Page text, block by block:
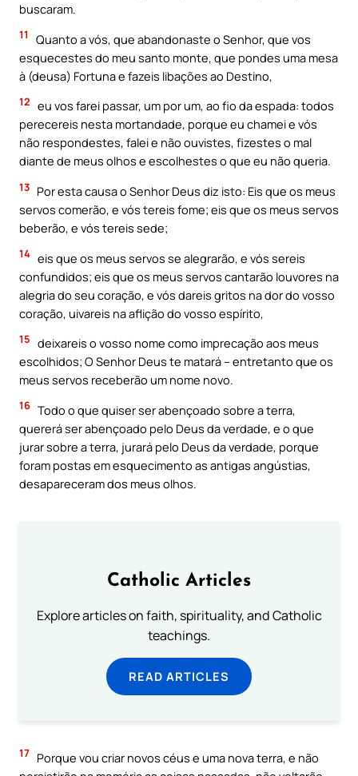
buscaram.
11
Quanto a vós, que abandonaste o Senhor, que vos
esquecestes do meu santo monte, que pondes uma mesa
à (deusa) Fortuna e fazeis libações ao Destino,
12 eu vos farei passar, um por um, ao fio da espada: todos
perecereis nesta mortandade, porque eu chamei e vós
não respondestes, falei e não ouvistes, fizestes o mal
diante de meus olhos e escolhestes o que eu não queria.
13 Por esta causa o Senhor Deus diz isto: Eis que os meus
servos comerão, e vós tereis fome; eis que os meus servos
beberão, e vós tereis sede;
14 eis que os meus servos se alegrarão, e vós sereis
confundidos; eis que os meus servos cantarão louvores na
alegria do seu coração, e vós dareis gritos na dor do vosso
coração, uivareis na aflição do vosso espírito,
15 deixareis o vosso nome como imprecação aos meus
escolhidos; O Senhor Deus te matará – entretanto que os
meus servos receberão um nome novo.
16 Todo o que quiser ser abençoado sobre a terra,
quererá ser abençoado pelo Deus da verdade, e o que
jurar sobre a terra, jurará pelo Deus da verdade, porque
foram postas em esquecimento as antigas angústias,
desapareceram dos meus olhos.
Catholic Articles
Explore articles on faith, spirituality, and Catholic
teachings.
READ ARTICLES
17 Porque vou criar novos céus e uma nova terra, e não